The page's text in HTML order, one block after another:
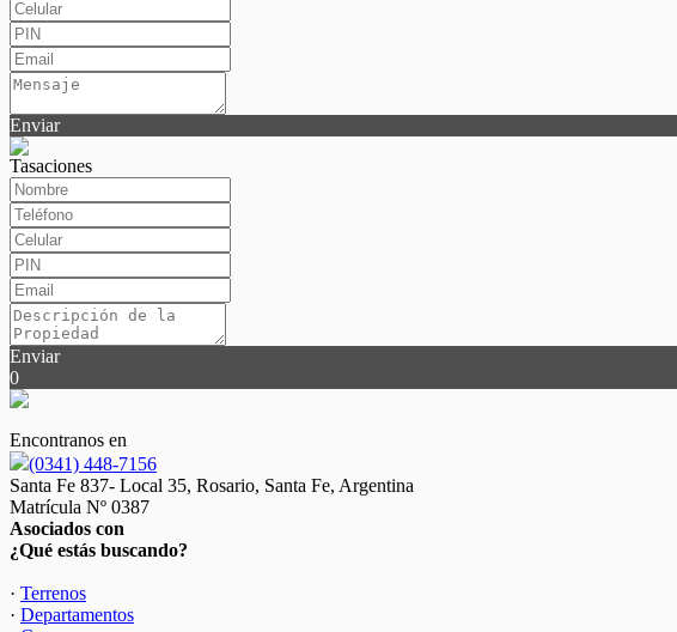
Enviar
Tasaciones
Enviar
0
Encontranos en
(0341) 448-7156
Santa Fe 837- Local 35, Rosario, Santa Fe, Argentina
Matrícula Nº 0387
Asociados con
¿Qué estás buscando?
· Terrenos
· Departamentos